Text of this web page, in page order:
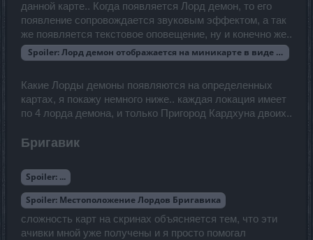
данной карте.. Когда появляется Лорд демон, то его
появление сопровождается звуковым эффектом, а так
же появляется текстовое оповещение, ну и конечно же..
Spoiler:Лорд демон отображается на миникарте в виде
Какие Лорды демоны появляются на определенных
картах, я покажу немного ниже.. каждая локация имеет
по 4 лорда демона, и только Пригород Кардхуна двоих..
Бригавик
Spoiler: ...
Spoiler: Местоположение Лордов Бригавика
сложность карт на скринах объясняется тем, что эти
ачивки мной уже получены и я просто помогал